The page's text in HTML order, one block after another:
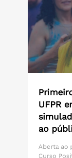
UFPR
ao
Aberta ao
Curso